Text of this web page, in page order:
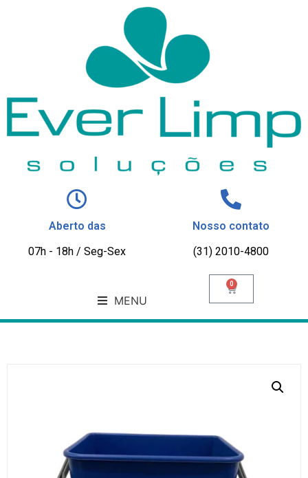
Aberto das
07h - 18h / Seg-Sex
Nosso contato
(31) 2010-4800
MENU
0